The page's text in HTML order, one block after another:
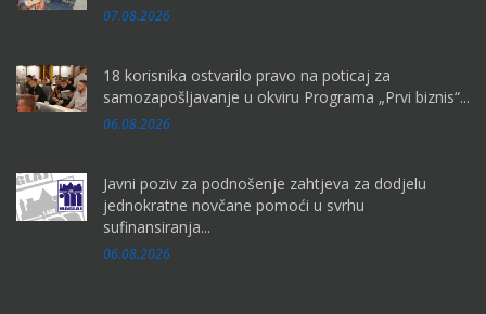
07.08.2026
18 korisnika ostvarilo pravo na poticaj za
samozapošljavanje u okviru Programa „Prvi biznis“...
06.08.2026
Javni poziv za podnošenje zahtjeva za dodjelu
jednokratne novčane pomoći u svrhu
sufinansiranja...
06.08.2026